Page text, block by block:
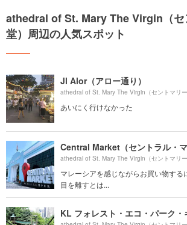
athedral of St. Mary The Virgin（セ
堂）周辺の人気スポット
Jl Alor（アロー通り）
athedral of St. Mary The Virgin（セントマリ
あいにく行けなかった
Central Market（セントラル・マ
athedral of St. Mary The Virgin（セントマリ
マレーシアを感じながらお買い物する
目を離すとは...
KL フォレスト・エコ・パーク・